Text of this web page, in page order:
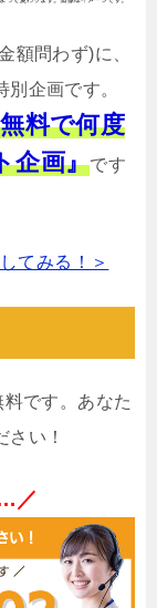
額問わず)に、
企画です。
料で何度
企画』です
てみる！＞
です。あなた
い！
／